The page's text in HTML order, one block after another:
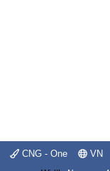
CNG - One VN